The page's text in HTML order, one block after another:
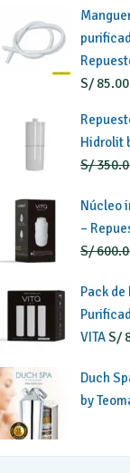
S/ 85.00
Hidrolit
S/
Núcleo
–
S/
Pack
VITAS/
Duch
by